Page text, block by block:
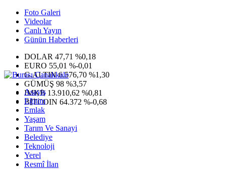
Foto Galeri
Videolar
Canlı Yayın
Günün Haberleri
DOLAR 47,71 %0,18
EURO 55,01 %-0,01
G.ALTIN6.576,70 %1,30
GÜMÜŞ 98 %3,57
IMKB 13.910,62 %0,81
BITCOIN 64.372 %-0,68
Asayiş
Eğitim
Emlak
Yaşam
Tarım Ve Sanayi
Belediye
Teknoloji
Yerel
Resmî İlan